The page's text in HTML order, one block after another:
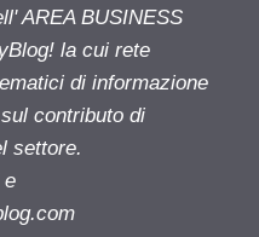
AREA BUSINESS
la cui rete
di informazione
contributo di
settore.
e